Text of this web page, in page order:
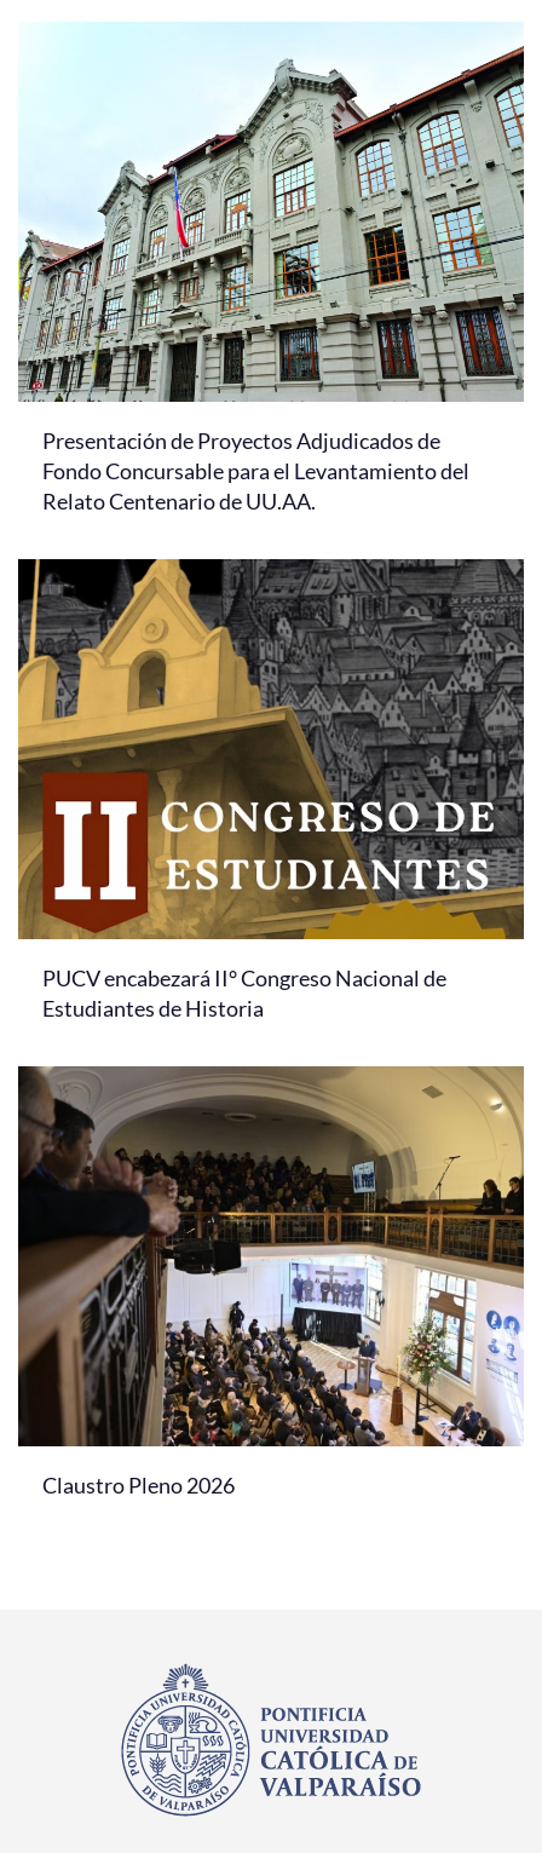
Presentación de Proyectos Adjudicados de
Fondo Concursable para el Levantamiento del
Relato Centenario de UU.AA.
PUCV encabezará II° Congreso Nacional de
Estudiantes de Historia
Claustro Pleno 2026